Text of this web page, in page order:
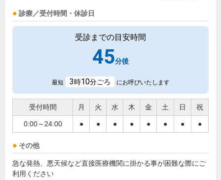
診療／受付時間・休診日
受診までの目安時間
45分後
最短 3時10分ごろ にお呼びいたします
受付時間 月 火 水 木 金 土 日 祝
0:00～24:00 ● ● ● ● ● ● ● ●
その他
急な発熱、悪天候など直接医療機関に掛かる事が困難な際にご
利用ください